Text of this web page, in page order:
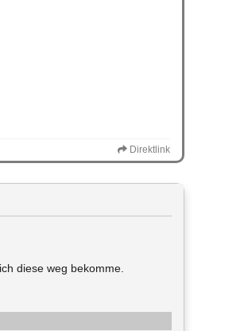
Direktlink
diese weg bekomme.